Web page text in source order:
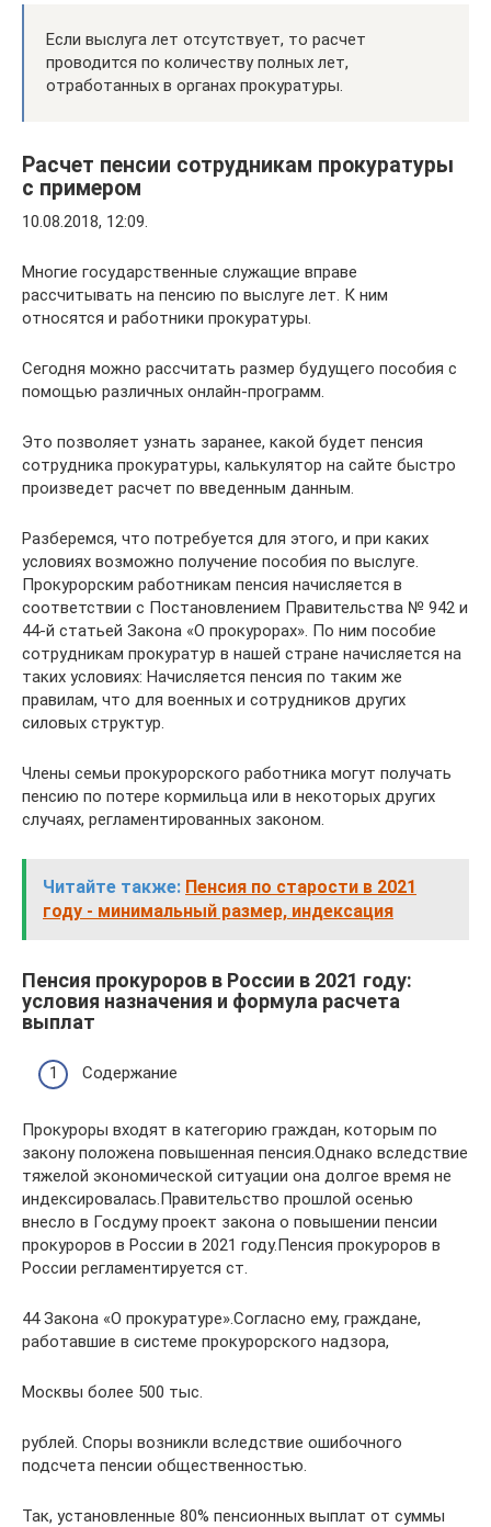
Если выслуга лет отсутствует, то расчет
проводится по количеству полных лет,
отработанных в органах прокуратуры.
Расчет пенсии сотрудникам прокуратуры
с примером
10.08.2018, 12:09.
Многие государственные служащие вправе
рассчитывать на пенсию по выслуге лет. К ним
относятся и работники прокуратуры.
Сегодня можно рассчитать размер будущего пособия с
помощью различных онлайн-программ.
Это позволяет узнать заранее, какой будет пенсия
сотрудника прокуратуры, калькулятор на сайте быстро
произведет расчет по введенным данным.
Разберемся, что потребуется для этого, и при каких
условиях возможно получение пособия по выслуге.
Прокурорским работникам пенсия начисляется в
соответствии с Постановлением Правительства № 942 и
44-й статьей Закона «О прокурорах». По ним пособие
сотрудникам прокуратур в нашей стране начисляется на
таких условиях: Начисляется пенсия по таким же
правилам, что для военных и сотрудников других
силовых структур.
Члены семьи прокурорского работника могут получать
пенсию по потере кормильца или в некоторых других
случаях, регламентированных законом.
Читайте также: Пенсия по старости в 2021
году - минимальный размер, индексация
Пенсия прокуроров в России в 2021 году:
условия назначения и формула расчета
выплат
Содержание
Прокуроры входят в категорию граждан, которым по
закону положена повышенная пенсия.Однако вследствие
тяжелой экономической ситуации она долгое время не
индексировалась.Правительство прошлой осенью
внесло в Госдуму проект закона о повышении пенсии
прокуроров в России в 2021 году.Пенсия прокуроров в
России регламентируется ст.
44 Закона «О прокуратуре».Согласно ему, граждане,
работавшие в системе прокурорского надзора,
Москвы более 500 тыс.
рублей. Споры возникли вследствие ошибочного
подсчета пенсии общественностью.
Так, установленные 80% пенсионных выплат от суммы